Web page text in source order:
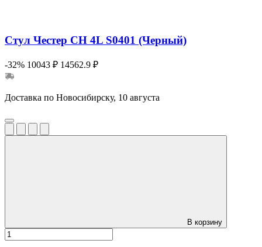
Стул Честер CH 4L S0401 (Черный)
-32% 10043 ₽ 14562.9 ₽
Доставка по Новосибирску, 10 августа
В корзину